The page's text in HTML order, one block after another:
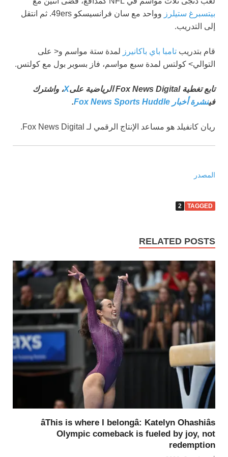
بيتسبرغ ستيلرز
وواحد مع سان فرانسيسكو 49ers. ثم انتقل
إلى التدريب.
قام بتدريب تامبا باي باكانيرز لمدة ستة مواسم و< على
التوالي> كولتس لمدة سبع مواسم، فاز بسوبر بول مع كولتس.
تابع تغطية Fox News Digital الرياضية على X، واشترك
فينشرة أخبار Fox News Sports Huddle .
ريان كانفيلد هو مساعد الإنتاج الرقمي لـ Fox News Digital.
المصدر
TAGGED
2
RELATED POSTS
âThis is where I belongâ: Katelyn Ohashiâs
Olympic comeback is fueled by joy, not
redemption